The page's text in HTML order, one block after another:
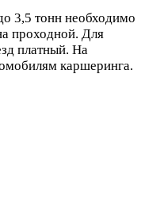
3,5 тонн необходимо
проходной. Для
платный. На
каршеринга.